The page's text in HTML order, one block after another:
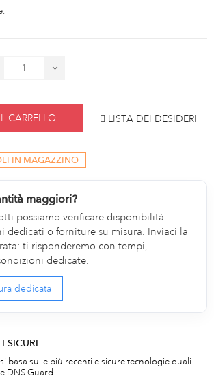
CARRELLO LISTA DEI DESIDERI
IN MAGAZZINO
maggiori?
possiamo verificare disponibilità
dedicati o forniture su misura. Inviaci la
ti risponderemo con tempi,
dedicate.
dedicata
SICURI
basa sulle più recenti e sicure tecnologie quali
DNS Guard